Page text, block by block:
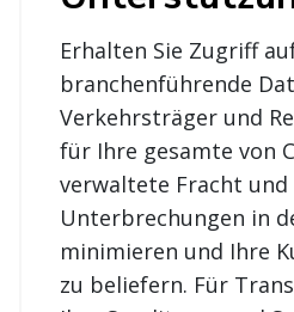
branchenführende
Verkehrsträger und
für Ihre gesamte von
verwaltete Fracht und
Unterbrechungen in
minimieren und Ihre
zu beliefern. Für
Ihre Spediteure und